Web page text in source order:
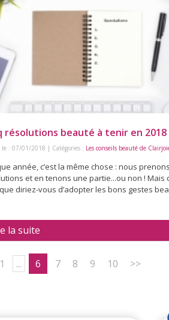
résolutions beauté à tenir en 2018
le : 07/01/2018 | Catégories : Les conseils beauté de
année, c’est la même chose : nous
et en tenons une partie...ou non ! Mais
diriez-vous d’adopter les bons gestes
la suite
1 ... 6 7 8 9 10 >>